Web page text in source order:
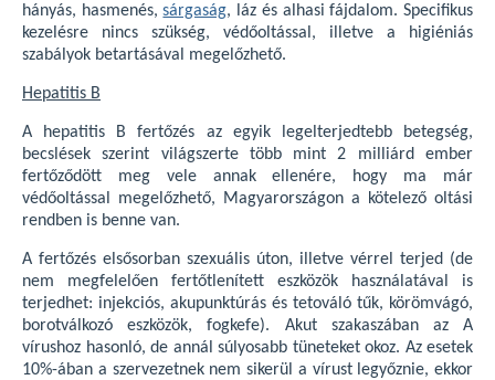
hányás, hasmenés,sárgaság, láz és alhasi fájdalom. Specifikus
kezelésre nincs szükség, védőoltással, illetve a higiéniás
szabályok betartásával megelőzhető.
Hepatitis B
A hepatitis B fertőzés az egyik legelterjedtebb betegség,
becslések szerint világszerte több mint 2 milliárd ember
fertőződött meg vele annak ellenére, hogy ma már
védőoltással megelőzhető, Magyarországon a kötelező oltási
rendben is benne van.
A fertőzés elsősorban szexuális úton, illetve vérrel terjed (de
nem megfelelően fertőtlenített eszközök használatával is
terjedhet: injekciós, akupunktúrás és tetováló tűk, körömvágó,
borotválkozó eszközök, fogkefe). Akut szakaszában az A
vírushoz hasonló, de annál súlyosabb tüneteket okoz. Az esetek
10%-ában a szervezetnek nem sikerül a vírust legyőznie, ekkor